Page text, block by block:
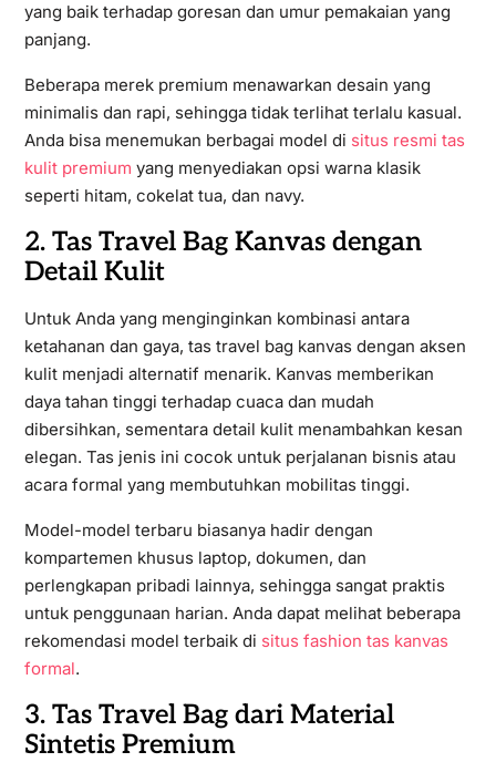
yang baik terhadap goresan dan umur pemakaian yang
panjang.
Beberapa merek premium menawarkan desain yang
minimalis dan rapi, sehingga tidak terlihat terlalu kasual.
Anda bisa menemukan berbagai model di situs resmi tas
kulit premium yang menyediakan opsi warna klasik
seperti hitam, cokelat tua, dan navy.
2. Tas Travel Bag Kanvas dengan
Detail Kulit
Untuk Anda yang menginginkan kombinasi antara
ketahanan dan gaya, tas travel bag kanvas dengan aksen
kulit menjadi alternatif menarik. Kanvas memberikan
daya tahan tinggi terhadap cuaca dan mudah
dibersihkan, sementara detail kulit menambahkan kesan
elegan. Tas jenis ini cocok untuk perjalanan bisnis atau
acara formal yang membutuhkan mobilitas tinggi.
Model-model terbaru biasanya hadir dengan
kompartemen khusus laptop, dokumen, dan
perlengkapan pribadi lainnya, sehingga sangat praktis
untuk penggunaan harian. Anda dapat melihat beberapa
rekomendasi model terbaik di situs fashion tas kanvas
formal.
3. Tas Travel Bag dari Material
Sintetis Premium